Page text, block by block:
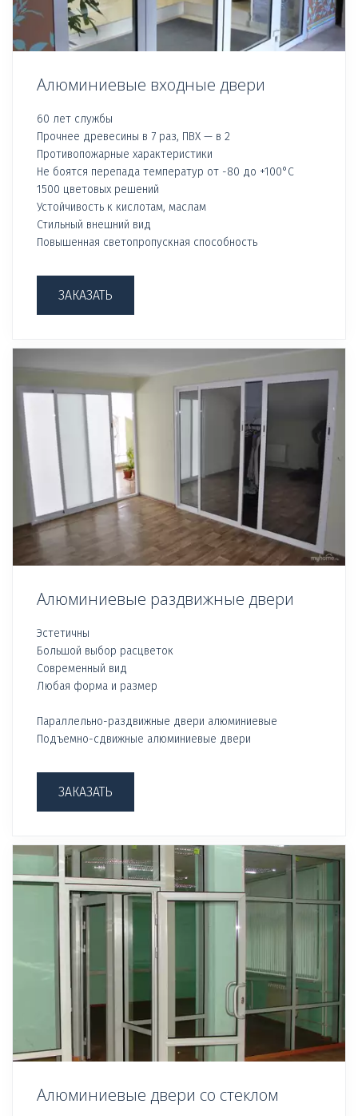
Алюминиевые входные двери
60 лет службы
Прочнее древесины в 7 раз, ПВХ — в 2
Противопожарные характеристики
Не боятся перепада температур от -80 до +100°С
1500 цветовых решений
Устойчивость к кислотам, маслам
Стильный внешний вид
Повышенная светопропускная способность
ЗАКАЗАТЬ
Алюминиевые раздвижные двери
Эстетичны
Большой выбор расцветок
Современный вид
Любая форма и размер
Параллельно-раздвижные двери алюминиевые
Подъемно-сдвижные алюминиевые двери
ЗАКАЗАТЬ
Алюминиевые двери со стеклом